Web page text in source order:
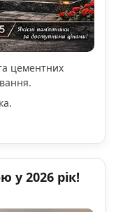
цементних
у 2026 рік!